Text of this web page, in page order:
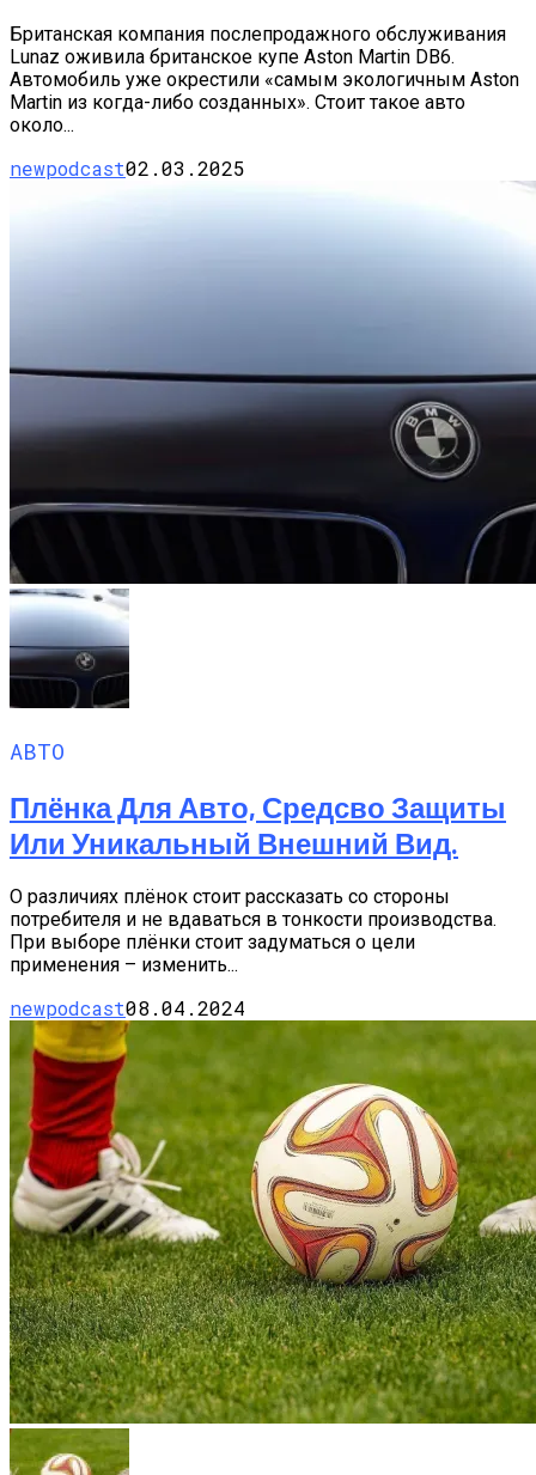
Британская компания послепродажного обслуживания
Lunaz оживила британское купе Aston Martin DB6.
Автомобиль уже окрестили «самым экологичным Aston
Martin из когда-либо созданных». Стоит такое авто
около...
newpodcast02.03.2025
АВТО
Плёнка Для Авто, Средсво Защиты
Или Уникальный Внешний Вид.
О различиях плёнок стоит рассказать со стороны
потребителя и не вдаваться в тонкости производства.
При выборе плёнки стоит задуматься о цели
применения – изменить...
newpodcast08.04.2024